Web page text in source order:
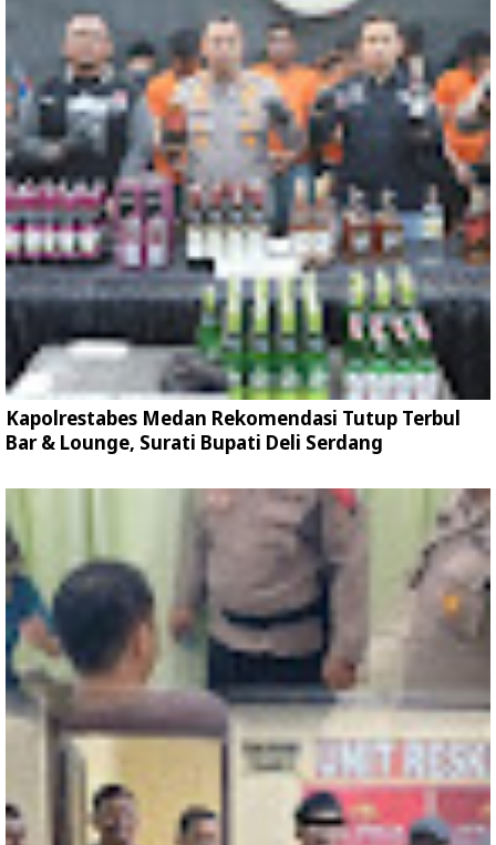
Kapolrestabes Medan Rekomendasi Tutup Terbul
Bar & Lounge, Surati Bupati Deli Serdang